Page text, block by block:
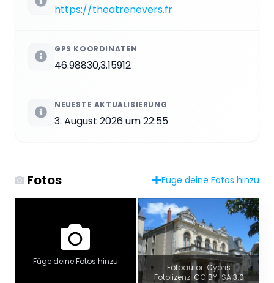
https://theatrenevers.fr
GPS KOORDINATEN
46.98830,3.15912
NEUESTE AKTUALISIERUNG
3. August 2026 um 22:55
Fotos Füge deine Fotos hinzu
Füge deine Fotos hinzu
Fotoautor: Cypris
Fotolizenz: CC BY-SA 3.0